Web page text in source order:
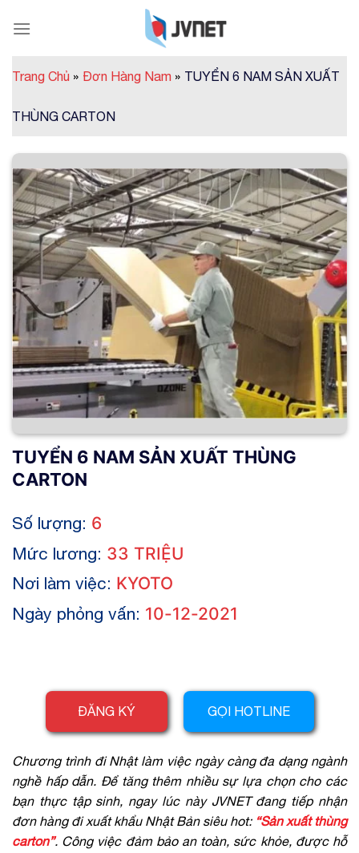
Trang Chủ » Đơn Hàng Nam » TUYỂN 6 NAM SẢN XUẤT
THÙNG CARTON
TUYỂN 6 NAM SẢN XUẤT THÙNG
CARTON
Số lượng: 6
Mức lương: 33 TRIỆU
Nơi làm việc: KYOTO
Ngày phỏng vấn: 10-12-2021
ĐĂNG KÝ GỌI HOTLINE
Chương trình đi Nhật làm việc ngày càng đa dạng ngành
nghề hấp dẫn. Để tăng thêm nhiều sự lựa chọn cho các
bạn thực tập sinh, ngay lúc này JVNET đang tiếp nhận
đơn hàng đi xuất khẩu Nhật Bản siêu hot: “Sản xuất thùng
carton”. Công việc đảm bảo an toàn, sức khỏe, được hỗ